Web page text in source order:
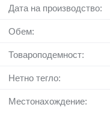
Дата на производство:
Обем:
Товароподемност:
Нетно тегло:
Местонахождение: